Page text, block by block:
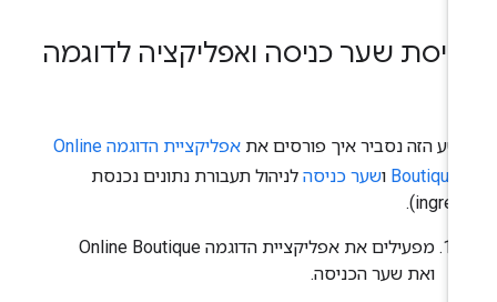
שער כניסה ואפליקציה לדוגמה
הזה נסביר איך פורסים את
אפליקציית הדוגמה Online
Boutiqueושער כניסהלניהול תעבורת נתונים נכנסת
מפעילים את אפליקציית הדוגמה Online Boutique
ואת שער הכניסה.